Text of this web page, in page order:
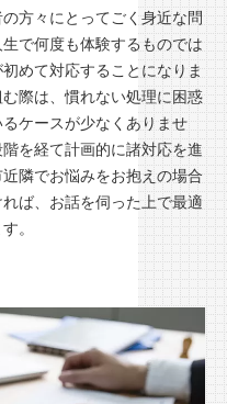
方々にとってごく身近な問
で何度も体験するものでは
めて対応することになりま
際は、慣れない処理に困惑
ケースが少なくありませ
を経て計画的に諸対応を進
隣でお悩みをお抱えの場合
ば、お話を伺った上で最適
。